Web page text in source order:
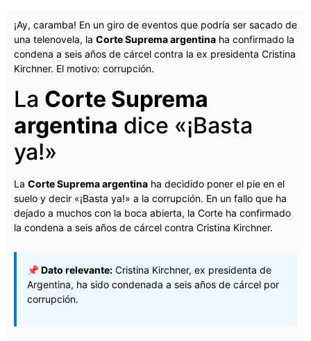
¡Ay, caramba! En un giro de eventos que podría ser sacado de
una telenovela, la Corte Suprema argentina ha confirmado la
condena a seis años de cárcel contra la ex presidenta Cristina
Kirchner. El motivo: corrupción.
La Corte Suprema
argentina dice «¡Basta
ya!»
La Corte Suprema argentina ha decidido poner el pie en el
suelo y decir «¡Basta ya!» a la corrupción. En un fallo que ha
dejado a muchos con la boca abierta, la Corte ha confirmado
la condena a seis años de cárcel contra Cristina Kirchner.
📌 Dato relevante: Cristina Kirchner, ex presidenta de
Argentina, ha sido condenada a seis años de cárcel por
corrupción.